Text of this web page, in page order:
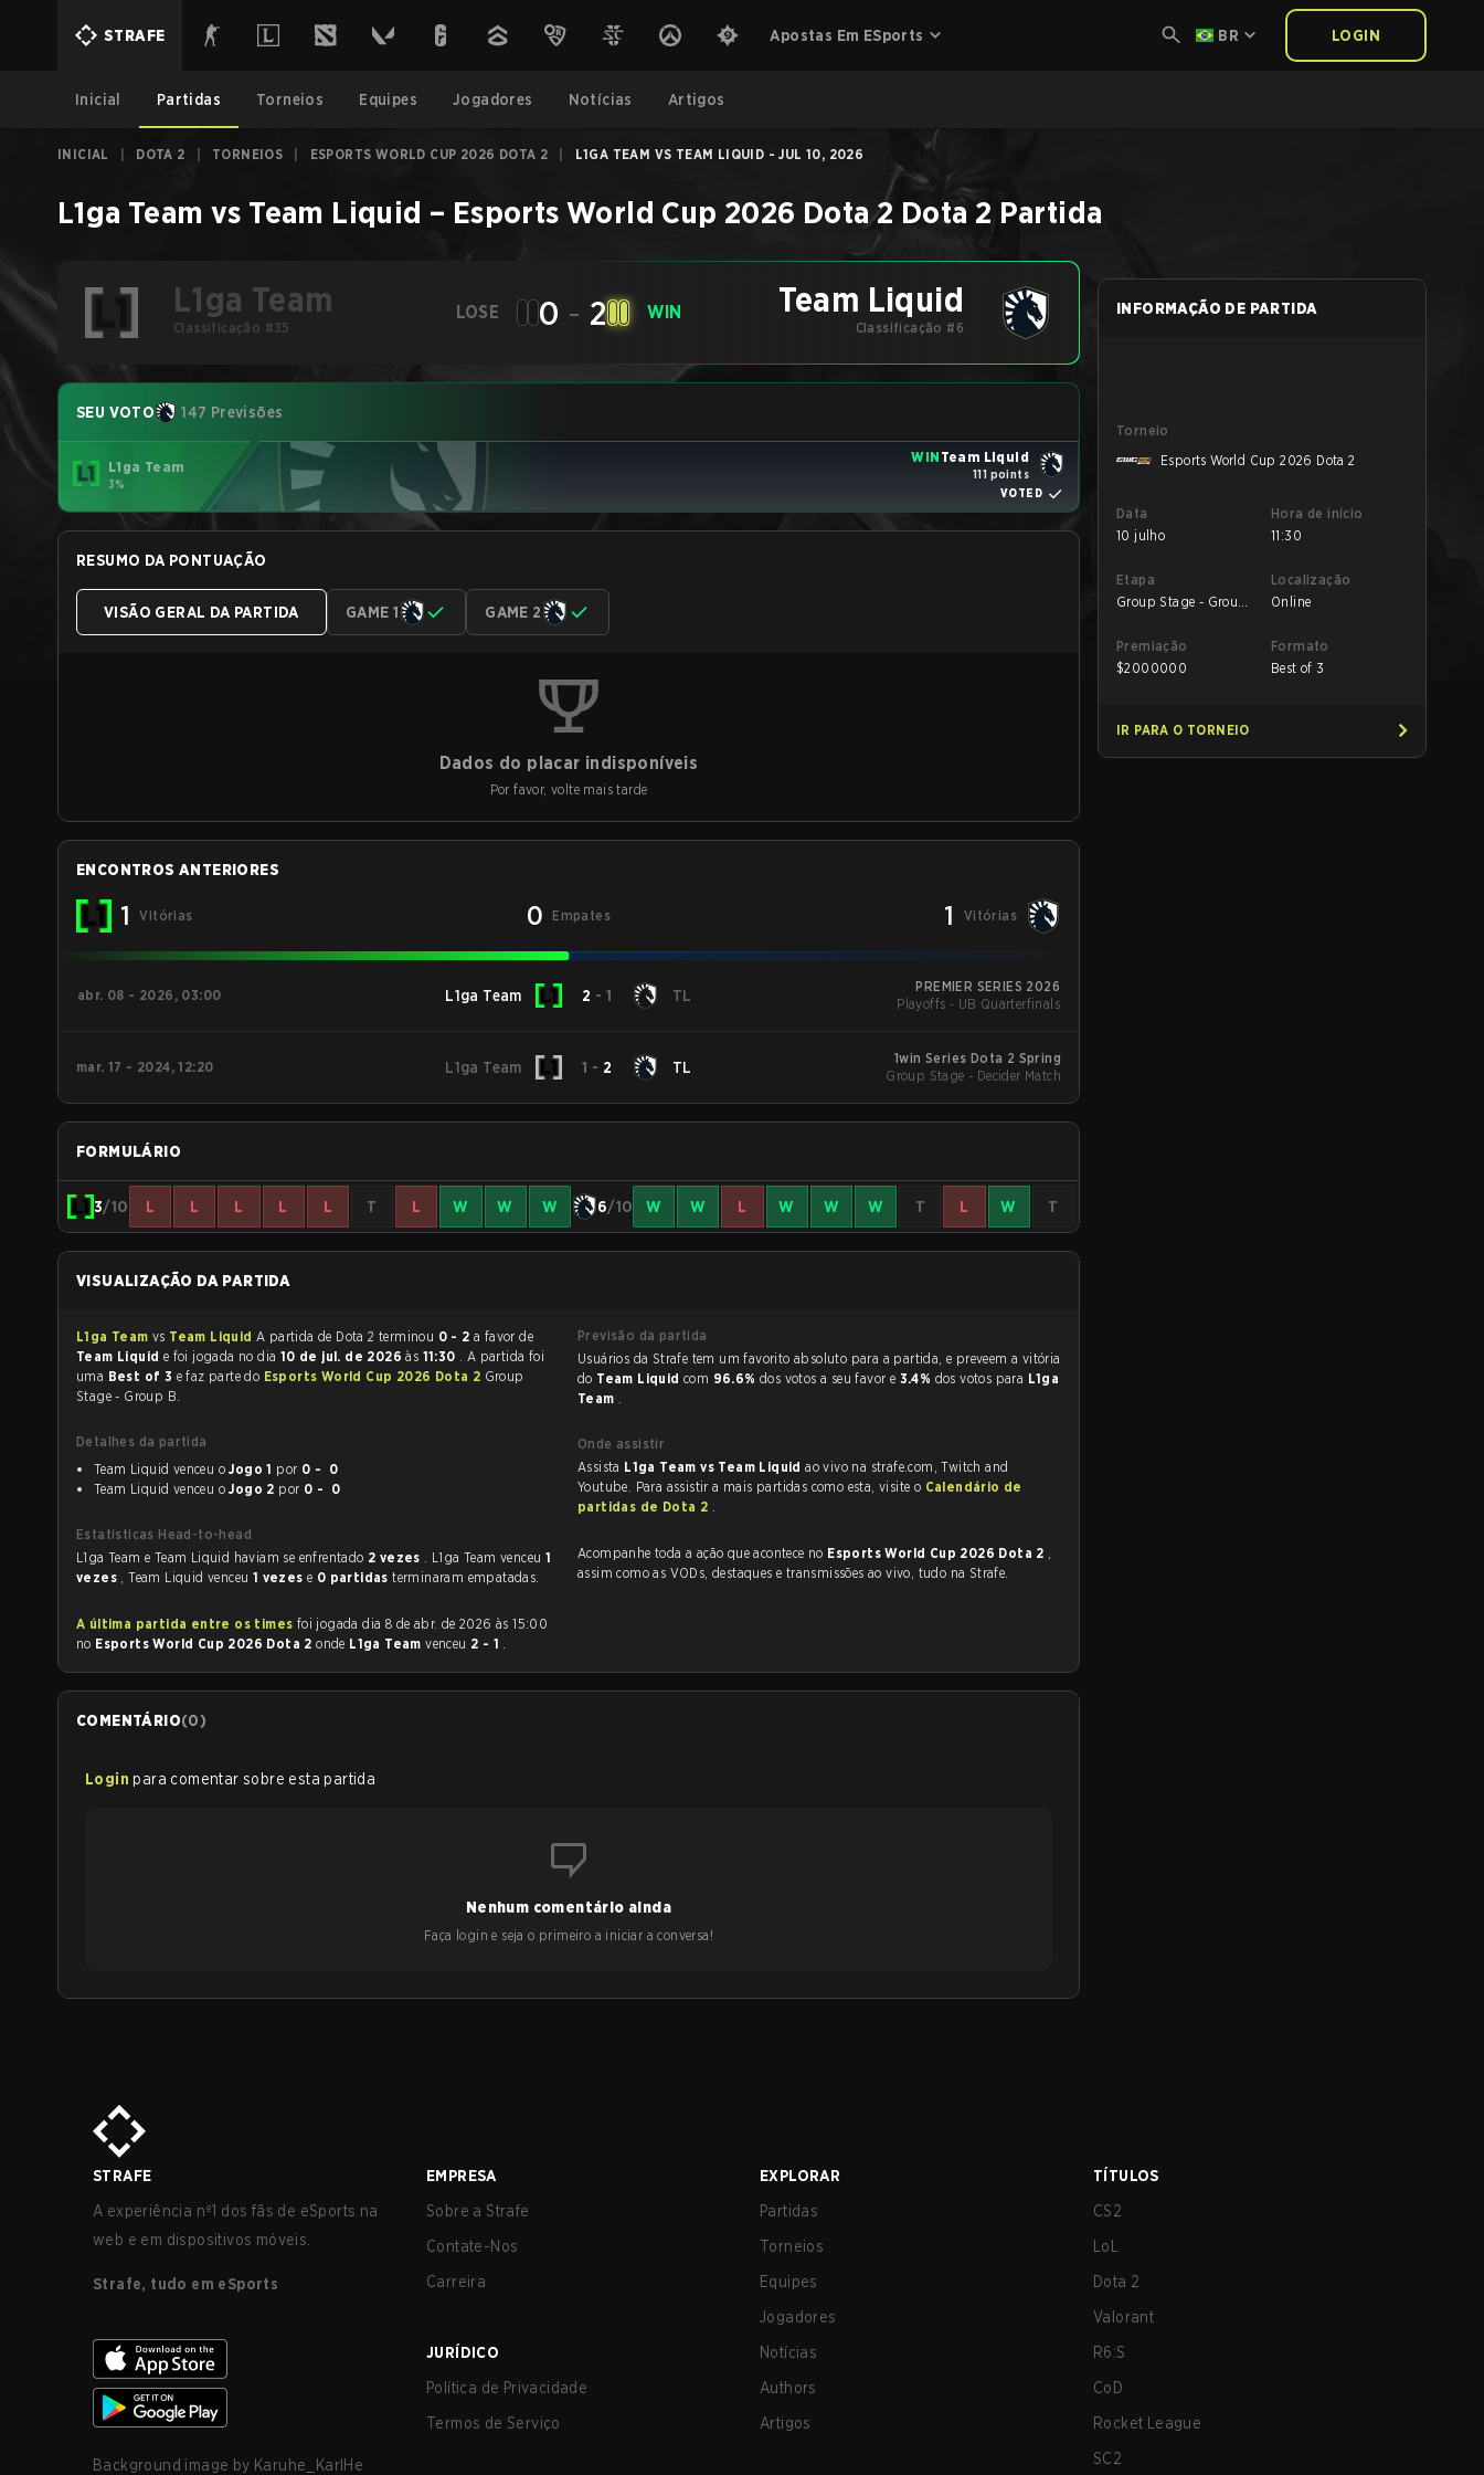
STRAFE Apostas Em ESports BR LOGIN
Inicial Partidas Torneios Equipes Jogadores Notícias Artigos
INICIAL DOTA 2 TORNEIOS ESPORTS WORLD CUP 2026 DOTA 2 L1GA TEAM VS TEAM LIQUID - JUL 10, 2026
L1ga Team vs Team Liquid – Esports World Cup 2026 Dota 2 Dota 2 Partida
L1ga Team
Classificação #35
LOSE 0 - 2 WIN Team Liquid
Classificação #6
SEU VOTO 147 Previsões
L1ga Team
3%
WIN Team Liquid
111 points
VOTED
RESUMO DA PONTUAÇÃO
VISÃO GERAL DA PARTIDA GAME 1 GAME 2
Dados do placar indisponíveis
Por favor, volte mais tarde
ENCONTROS ANTERIORES
1 Vitórias 0 Empates 1 Vitórias
abr. 08 - 2026, 03:00 L1ga Team 2 - 1 TL
PREMIER SERIES 2026
Playoffs - UB Quarterfinals
mar. 17 - 2024, 12:20 L1ga Team 1 - 2 TL
1win Series Dota 2 Spring
Group Stage - Decider Match
FORMULÁRIO
3/10 L L L L L T L W W W 6/10 W W L W W W T L W T
VISUALIZAÇÃO DA PARTIDA
L1ga Team vs Team Liquid A partida de Dota 2 terminou 0 - 2 a favor de
Team Liquid
e foi jogada no dia 10 de jul. de 2026às 11:30 . A partida foi
uma Best of 3 e faz parte do Esports World Cup 2026 Dota 2 Group
Stage - Group B.
Detalhes da partida
Team Liquid venceu oJogo 1 por
0 - 0
Team Liquid venceu oJogo 2 por 0 - 0
Estatísticas Head-to-head
L1ga Team e Team Liquid haviam se enfrentado 2 vezes . L1ga Team venceu 1
vezes , Team Liquid venceu 1 vezes e 0 partidasterminaram empatadas.
A última partida entre os times
no Esports World Cup 2026 Dota 2onde L1ga Teamvenceu 2 - 1 .
Previsão da partida
Usuários da Strafe tem um favorito absoluto para a partida, e preveem a vitória
do Team Liquid com 96.6% dos votos a seu favor e 3.4% dos votos para L1ga
Team .
Onde assistir
Assista L1ga Team vs Team Liquidao vivo na strafe.com, Twitch and
Youtube. Para assistir a mais partidas como esta, visite o Calendário de
partidas de Dota 2 .
Acompanhe toda a ação que acontece no Esports World Cup 2026 Dota 2 ,
assim como as VODs, destaques e transmissões ao vivo, tudo na Strafe.
COMENTÁRIO(0)
Login para comentar sobre esta partida
Nenhum comentário ainda
Faça login e seja o primeiro a iniciar a conversa!
INFORMAÇÃO DE PARTIDA
Torneio
Esports World Cup 2026 Dota 2
Data
10 julho
Hora de início
11:30
Etapa
Group Stage - Group
Localização
Online
Premiação
$2000000
Formato
Best of 3
IR PARA O TORNEIO
STRAFE
A experiência nº1 dos fãs de eSports na
web e em dispositivos móveis.
Strafe, tudo em eSports
Background image by Karuhe_KarlHe
EMPRESA
Sobre a Strafe
Contate-Nos
Carreira
JURÍDICO
Política de Privacidade
Termos de Serviço
EXPLORAR
Partidas
Torneios
Equipes
Jogadores
Notícias
Authors
Artigos
TÍTULOS
CS2
LoL
Dota 2
Valorant
R6:S
CoD
Rocket League
SC2